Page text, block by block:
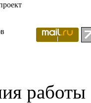
работы